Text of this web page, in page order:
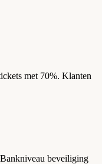
met 70%. Klanten
beveiliging